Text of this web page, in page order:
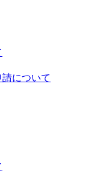
について